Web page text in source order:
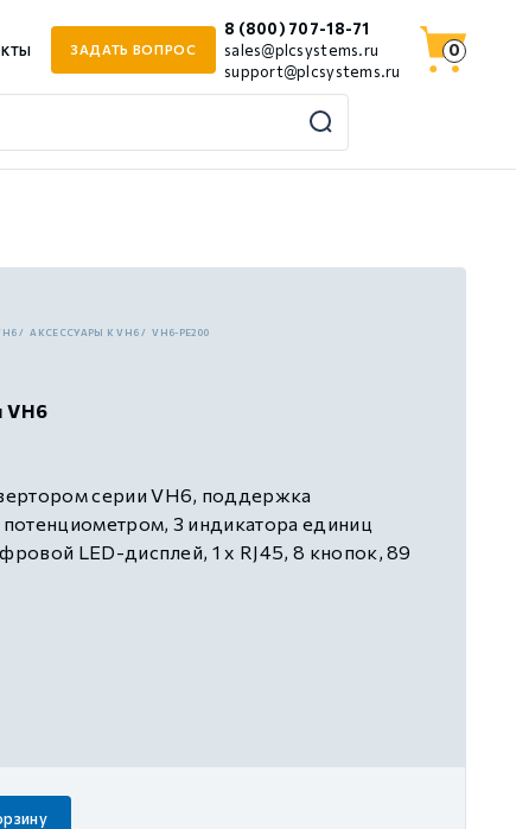
ЗАДАТЬ ВОПРОС
8 (800) 707-18-71
sales@plcsystems.ru
support@plcsystems.ru
0
АКСЕССУАРЫ К VH6 VH6-PE200
VH6
серии VH6, поддержка
3 индикатора единиц
LED-дисплей, 1 x RJ45, 8 кнопок, 89
VH5 / VH6